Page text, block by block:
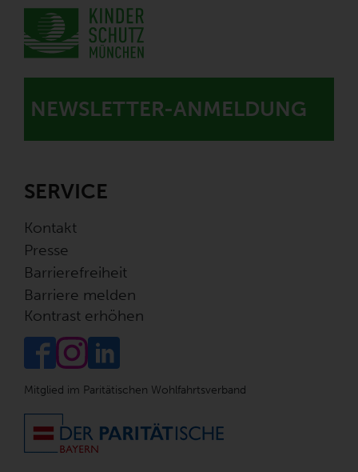
NEWSLETTER-ANMELDUNG
SERVICE
Kontakt
Presse
Barrierefreiheit
Barriere melden
Kontrast erhöhen
Mitglied im Paritätischen Wohlfahrtsverband